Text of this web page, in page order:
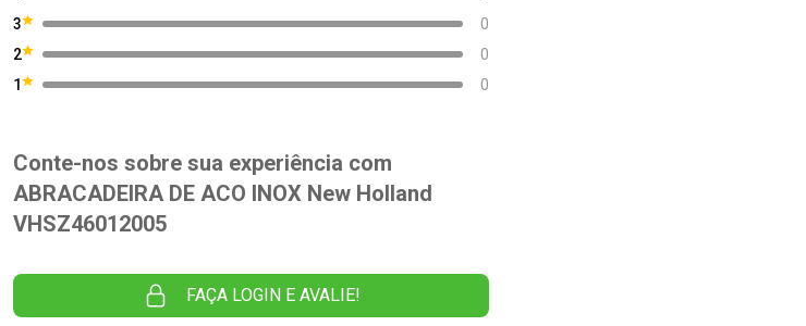
3
0
2
0
1
0
Conte-nos sobre sua experiência com
ABRACADEIRA DE ACO INOX New Holland
VHSZ46012005
FAÇA LOGIN E AVALIE!